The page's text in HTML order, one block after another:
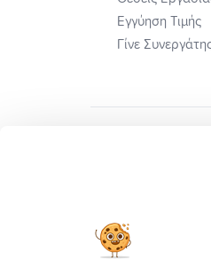
Εγγύηση Τιμής
Γίνε